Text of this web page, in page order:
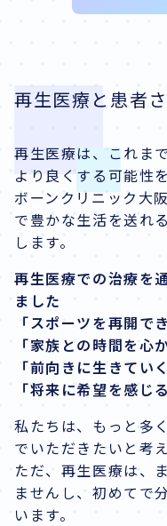
再生医療と患者
再生医療は、これま
より良くする可能性
ボーンクリニック大
で豊かな生活を送れ
します。
再生医療での治療を
ました
「スポーツを再開で
「家族との時間を心
「前向きに生きてい
「将来に希望を感じ
私たちは、もっと多
でいただきたいと考え
ただ、再生医療は、
ませんし、初めてで
います。